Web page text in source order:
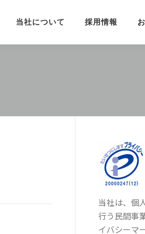
当社について 採用情報
当社は、個
行う民間事
イバシーマ